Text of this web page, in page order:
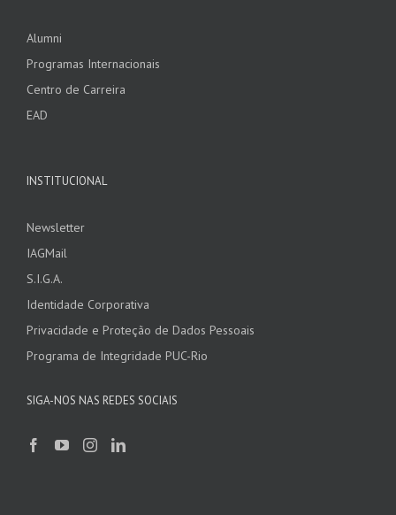
Alumni
Programas Internacionais
Centro de Carreira
EAD
INSTITUCIONAL
Newsletter
IAGMail
S.I.G.A.
Identidade Corporativa
Privacidade e Proteção de Dados Pessoais
Programa de Integridade PUC-Rio
SIGA-NOS NAS REDES SOCIAIS